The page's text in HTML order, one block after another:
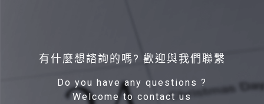
有什麼想諮詢的嗎? 歡迎與我們聯繫
Do you have any questions ?
Welcome to contact us